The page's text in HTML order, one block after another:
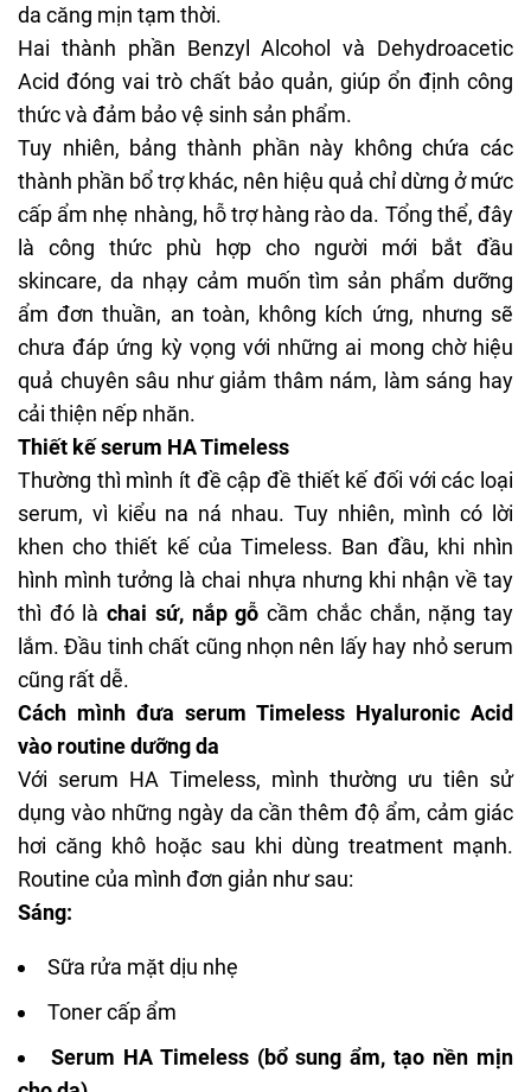
da căng mịn tạm thời.
Hai thành phần Benzyl Alcohol và Dehydroacetic
Acid đóng vai trò chất bảo quản, giúp ổn định công
thức và đảm bảo vệ sinh sản phẩm.
Tuy nhiên, bảng thành phần này không chứa các
thành phần bổ trợ khác, nên hiệu quả chỉ dừng ở mức
cấp ẩm nhẹ nhàng, hỗ trợ hàng rào da. Tổng thể, đây
là công thức phù hợp cho người mới bắt đầu
skincare, da nhạy cảm muốn tìm sản phẩm dưỡng
ẩm đơn thuần, an toàn, không kích ứng, nhưng sẽ
chưa đáp ứng kỳ vọng với những ai mong chờ hiệu
quả chuyên sâu như giảm thâm nám, làm sáng hay
cải thiện nếp nhăn.
Thiết kế serum HA Timeless
Thường thì mình ít đề cập đề thiết kế đối với các loại
serum, vì kiểu na ná nhau. Tuy nhiên, mình có lời
khen cho thiết kế của Timeless. Ban đầu, khi nhìn
hình mình tưởng là chai nhựa nhưng khi nhận về tay
thì đó làchai sứ, nắp gỗ cầm chắc chắn, nặng tay
lắm. Đầu tinh chất cũng nhọn nên lấy hay nhỏ serum
cũng rất dễ.
Cách mình đưa serum Timeless Hyaluronic Acid
vào routine dưỡng da
Với serum HA Timeless, mình thường ưu tiên sử
dụng vào những ngày da cần thêm độ ẩm, cảm giác
hơi căng khô hoặc sau khi dùng treatment mạnh.
Routine của mình đơn giản như sau:
Sáng:
Sữa rửa mặt dịu nhẹ
Toner cấp ẩm
Serum HA Timeless (bổ sung ẩm, tạo nền mịn